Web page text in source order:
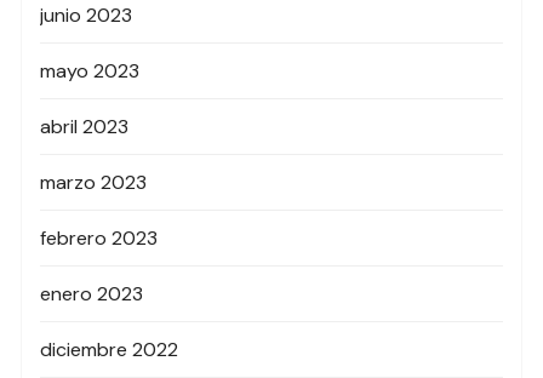
junio 2023
mayo 2023
abril 2023
marzo 2023
febrero 2023
enero 2023
diciembre 2022